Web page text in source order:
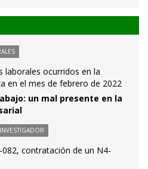
laborales ocurridos en la
en el mes de febrero de 2022
un mal presente en la
contratación de un N4-